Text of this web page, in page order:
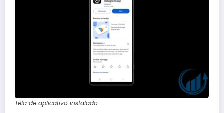
Tela de aplicativo instalado.